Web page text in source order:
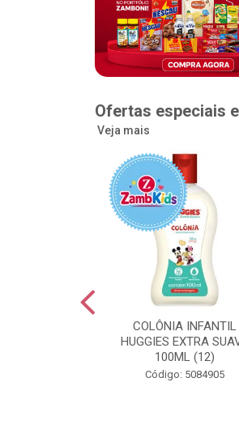
Ofertas especiais
Veja mais
COLÔNIA INFANTIL
HUGGIES EXTRA
100ML (12)
Código: 5084905